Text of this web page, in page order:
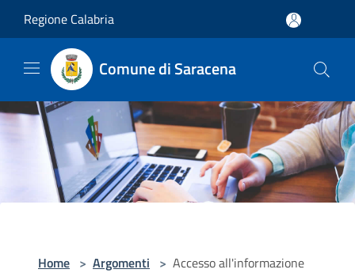
Regione Calabria
Comune di Saracena
Home > Argomenti > Accesso all'informazione